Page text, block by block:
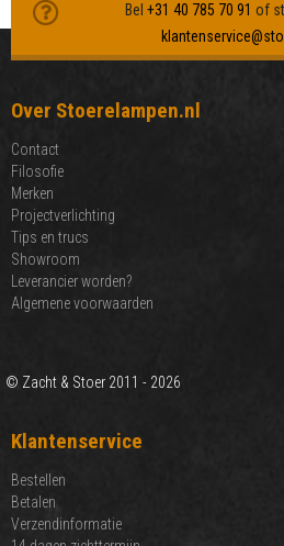
Bel +31 40 785 70 91 of
Over Stoerelampen.nl
Contact
Filosofie
Merken
Projectverlichting
Tips en trucs
Showroom
Leverancier worden?
Algemene voorwaarden
© Zacht & Stoer 2011 - 2026
Klantenservice
Bestellen
Betalen
Verzendinformatie